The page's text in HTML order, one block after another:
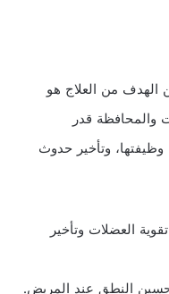
من العلاج هو
والمحافظة قدر
وتأخير حدوث
العضلات وتأخير
النطق عند المريض.